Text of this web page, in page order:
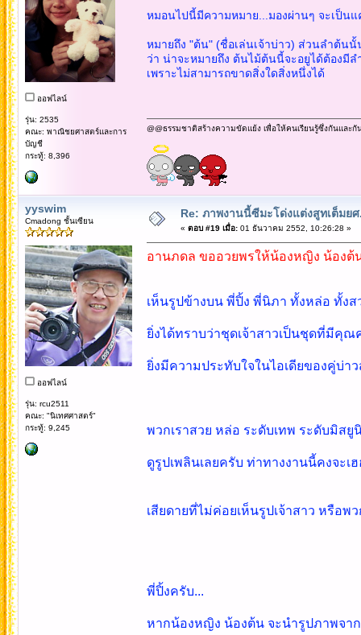
ออฟไลน์
รุ่น: 2535
คณะ: พาณิชยศาสตร์และการ
บัญชี
กระทู้: 8,396
หมอนไปนี้มีความหมาย...มองผ่านๆ จะเป็น
หมายถึง "ต้น" (ชื่อเล่นเจ้าบ่าว) ส่วนลำต้นนั้
ว่า น่าจะหมายถึง ต้นไม้ต้นนี้จะอยูได้ต้องมี
เพราะไม่สามารถขาดสิ่งใดสิ่งหนึ่งได้
@@ธรรมชาติสร้างความขัดแย้ง เพื่อให้คนเรียนรู้ซึ่งกันและกั
yyswim
Cmadong ชั้นเซียน
ออฟไลน์
รุ่น: rcu2511
คณะ: "นิเทศศาสตร์"
กระทู้: 9,245
Re: ภาพงานนี้ซีมะโด่งแต่งสูทเต็มย
« ตอบ #19 เมื่อ:01 ธันวาคม 2552, 10:26:28 »
อานภดล ขออวยพรให้น้องหญิง น้องต้
เห็นรูปข้างบน พี่ปิ้ง พี่นิภา ทั้งหล่อ ทั้งส
ยิ่งได้ทราบว่าชุดเจ้าสาวเป็นชุดที่มีคุ
ยิ่งมีความประทับใจในไอเดียของคู่บ่า
พวกเราสวย หล่อ ระดับเทพ ระดับมิสยู
ดูรูปเพลินเลยครับ ท่าทางงานนี้คงจะเ
เสียดายที่ไม่ค่อยเห็นรูปเจ้าสาว หรือพ
พี่ปิ้งครับ...
หากน้องหญิง น้องต้น จะนำรูปภาพจา